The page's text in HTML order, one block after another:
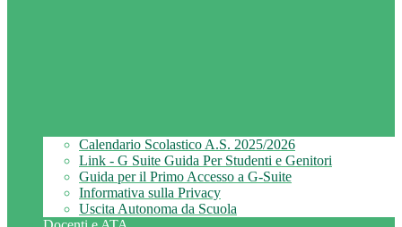
Calendario Scolastico A.S. 2025/2026
Link - G Suite Guida Per Studenti e Genitori
Guida per il Primo Accesso a G-Suite
Informativa sulla Privacy
Uscita Autonoma da Scuola